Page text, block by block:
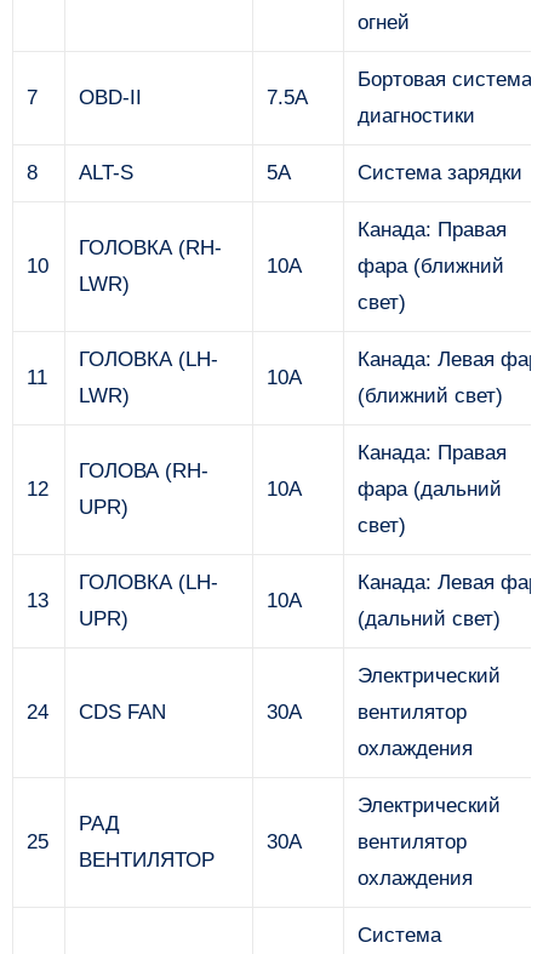
огней
7 OBD-II 7.5A
Бортовая система
диагностики
8 ALT-S 5A Система зарядки
10
ГОЛОВКА (RH-
LWR)
10А
Канада: Правая
фара (ближний
свет)
11
ГОЛОВКА (LH-
LWR)
10А
Канада: Левая
(ближний свет)
12
ГОЛОВА (RH-
UPR)
10А
Канада: Правая
фара (дальний
свет)
13
ГОЛОВКА (LH-
UPR)
10А
Канада: Левая
(дальний свет)
24 CDS FAN 30А
Электрический
вентилятор
охлаждения
25
РАД
ВЕНТИЛЯТОР
30А
Электрический
вентилятор
охлаждения
Система